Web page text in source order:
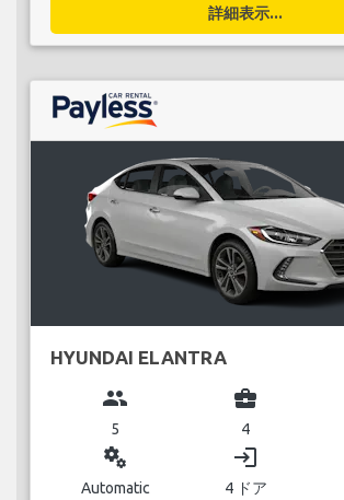
詳細表示...
HYUNDAI ELANTRA
group
5
business_center
4
miscellaneous_services
Automatic
login
4 ドア